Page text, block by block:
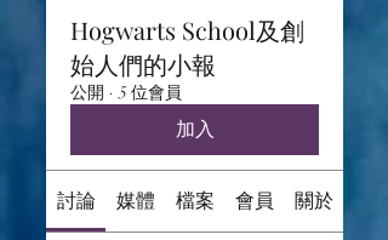
Hogwarts School及創
始人們的小報
公開 · 5 位會員
加入
討論 媒體 檔案 會員 關於